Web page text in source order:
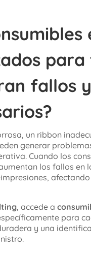
fallos
un ribbon
generar
Cuando los
los fallos en
, accede a
para
y una